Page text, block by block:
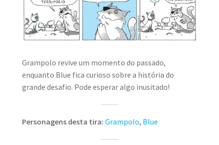
MINHA CONTA
CARRINHO
for:Grampolo revive um momento do passado,
enquanto Blue fica curioso sobre a história do
grande desafio. Pode esperar algo inusitado!
Personagens desta tira: Grampolo, Blue